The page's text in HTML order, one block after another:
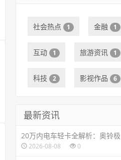
社会热点 1 金融 1
互动 1 旅游资讯 1
科技 2 影视作品 6
最新资讯
20万内电车轻卡全解析：奥铃极
2026-08-08 0